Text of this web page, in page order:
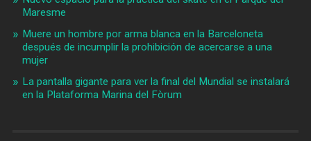
Maresme
Muere un hombre por arma blanca en la Barceloneta
después de incumplir la prohibición de acercarse a una
mujer
La pantalla gigante para ver la final del Mundial se instalará
en la Plataforma Marina del Fòrum